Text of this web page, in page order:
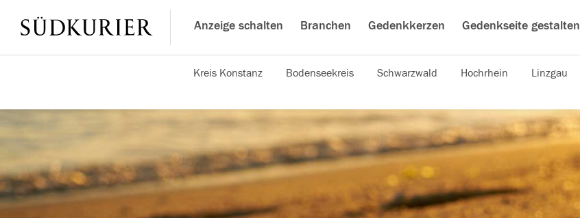
Anzeige schalten Branchen Gedenkkerzen Gedenkseite gestalten
Kreis Konstanz Bodenseekreis Schwarzwald Hochrhein Linzgau